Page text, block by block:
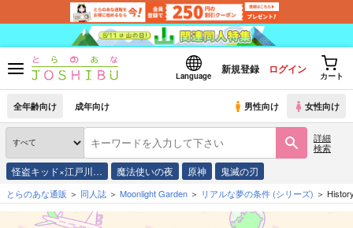
Language
新規登録 ログイン
カート
全年齢向け 成年向け 男性向け 女性向け
詳細
検索
怪盗キッド×江戸川… 魔法使いの夜 原神 鬼滅の刃
とらのあな通販 同人誌 Moonlight Garden リアルな夢の条件 (シリーズ)